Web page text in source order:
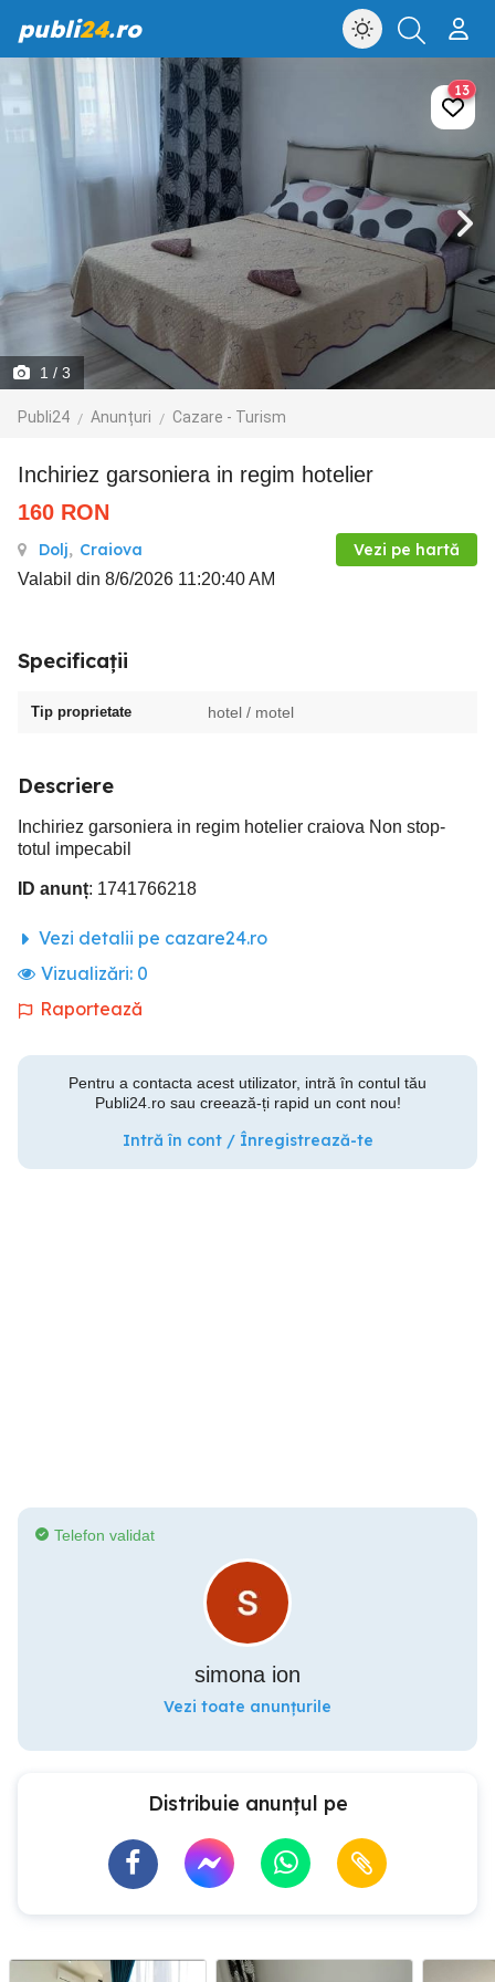
publi24.ro
1 / 3
Publi24 Anunțuri Cazare - Turism
13
Inchiriez garsoniera in regim hotelier
160 RON
Dolj, Craiova Vezi pe hartă
Valabil din 8/6/2026 11:20:40 AM
Specificații
Tip proprietate hotel / motel
Descriere
Inchiriez garsoniera in regim hotelier craiova Non stop-
totul impecabil
ID anunț: 1741766218
Vezi detalii pe cazare24.ro
Vizualizări: 0
Raportează
Pentru a contacta acest utilizator, intră în contul tău
Publi24.ro sau creează-ți rapid un cont nou!
Intră în cont / Înregistrează-te
Telefon validat
simona ion
Vezi toate anunțurile
Distribuie anunțul pe